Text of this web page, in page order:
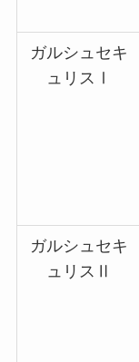
ガルシュセキ
ュリスⅠ
ガルシュセキ
ュリスⅡ